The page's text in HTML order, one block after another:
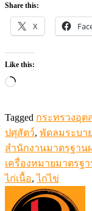
Share this:
X
Like this:
Loading…
Tagged กระทรวงอุต
ปศุสัตว์, พัดลมระบา
สำนักงานมาตรฐา
เครื่องหมายมาตร
ไก่เนื้อ,ไก่ไข่